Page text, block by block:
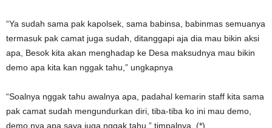
“Ya sudah sama pak kapolsek, sama babinsa, babinmas semuanya
termasuk pak camat juga sudah, ditanggapi aja dia mau bikin aksi
apa, Besok kita akan menghadap ke Desa maksudnya mau bikin
demo apa kita kan nggak tahu,” ungkapnya
“Soalnya nggak tahu awalnya apa, padahal kemarin staff kita sama
pak camat sudah mengundurkan diri, tiba-tiba ko ini mau demo,
demo nya apa saya juga nggak tahu,” timpalnya. (*)